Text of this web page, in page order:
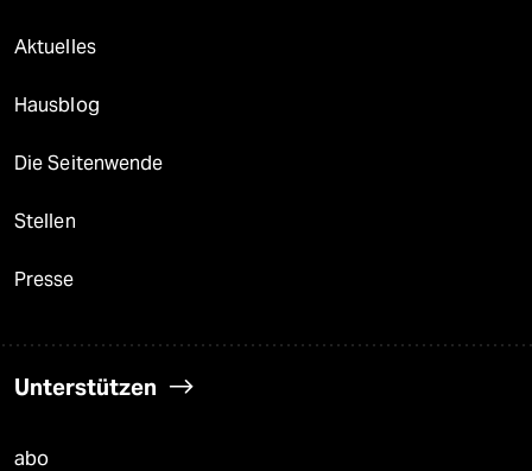
Aktuelles
Hausblog
Die Seitenwende
Stellen
Presse
Unterstützen
abo